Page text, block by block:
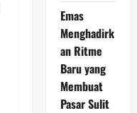
Emas
Menghadirk
an Ritme
Baru yang
Membuat
Pasar Sulit